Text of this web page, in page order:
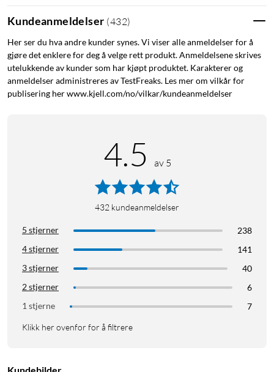
Kundeanmeldelser (432)
Her ser du hva andre kunder synes. Vi viser alle anmeldelser for å
gjøre det enklere for deg å velge rett produkt. Anmeldelsene skrives
utelukkende av kunder som har kjøpt produktet. Karakterer og
anmeldelser administreres av TestFreaks. Les mer om vilkår for
publisering her www.kjell.com/no/vilkar/kundeanmeldelser
4.5 av 5
432 kundeanmeldelser
5 stjerner
238
4 stjerner
141
3 stjerner
40
2 stjerner
6
1 stjerne
7
Klikk her ovenfor for å filtrere